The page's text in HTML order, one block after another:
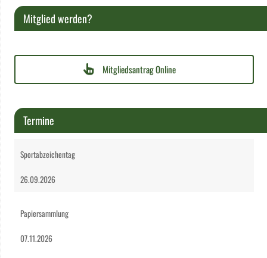
Mitglied werden?
Mitgliedsantrag Online
Termine
Sportabzeichentag
26.09.2026
Papiersammlung
07.11.2026